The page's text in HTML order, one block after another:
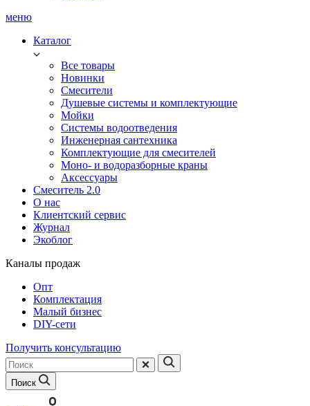
меню
Каталог
Все товары
Новинки
Смесители
Душевые системы и комплектующие
Мойки
Системы водоотведения
Инженерная сантехника
Комплектующие для смесителей
Моно- и водоразборные краны
Аксессуары
Смеситель 2.0
О нас
Клиентский сервис
Журнал
Экоблог
Каналы продаж
Опт
Комплектация
Малый бизнес
DIY-сети
Получить консультацию
Поиск